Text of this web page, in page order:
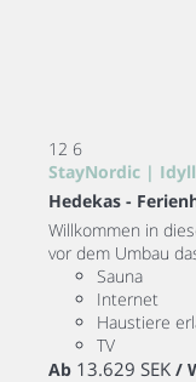
12 6
StayNordic |
Hedekas -
Willkommen in
vor dem Umbau
Sauna
Internet
Haustiere
TV
Ab 13.629 SEK /